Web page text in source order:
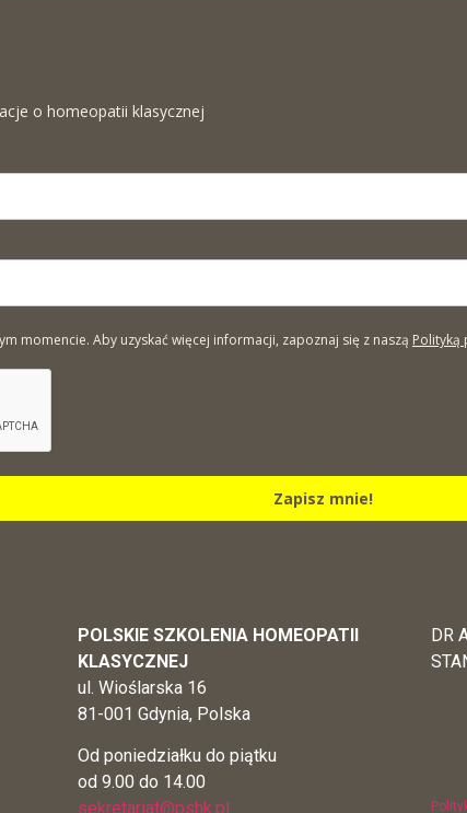
o homeopatii klasycznej
momencie. Aby uzyskać więcej informacji, zapoznaj się z naszą Polityką
Zapisz mnie!
POLSKIE SZKOLENIA HOMEOPATII
KLASYCZNEJ
ul. Wioślarska 16
81-001 Gdynia, Polska
Od poniedziałku do piątku
od 9.00 do 14.00
sekretariat@pshk.pl
DR